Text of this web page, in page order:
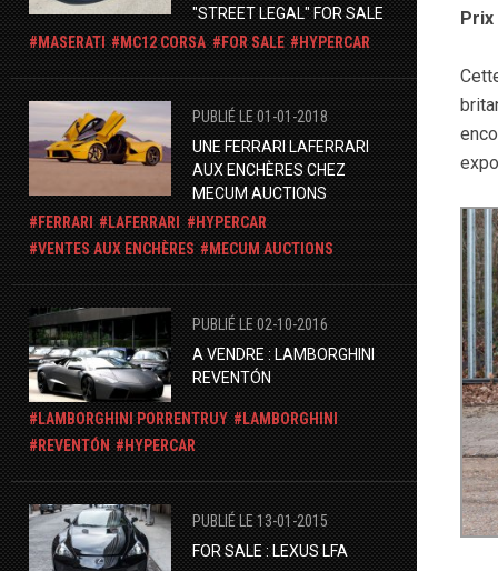
"STREET LEGAL" FOR SALE
MASERATI
MC12 CORSA FOR SALE HYPERCAR
PUBLIÉ LE 01-01-2018
UNE FERRARI LAFERRARI
AUX ENCHÈRES CHEZ
MECUM AUCTIONS
FERRARI
LAFERRARI
HYPERCAR
VENTES AUX ENCHÈRES
MECUM AUCTIONS
PUBLIÉ LE 02-10-2016
A VENDRE : LAMBORGHINI
REVENTÓN
LAMBORGHINI PORRENTRUY
LAMBORGHINI
REVENTÓN
HYPERCAR
PUBLIÉ LE 13-01-2015
FOR SALE : LEXUS LFA